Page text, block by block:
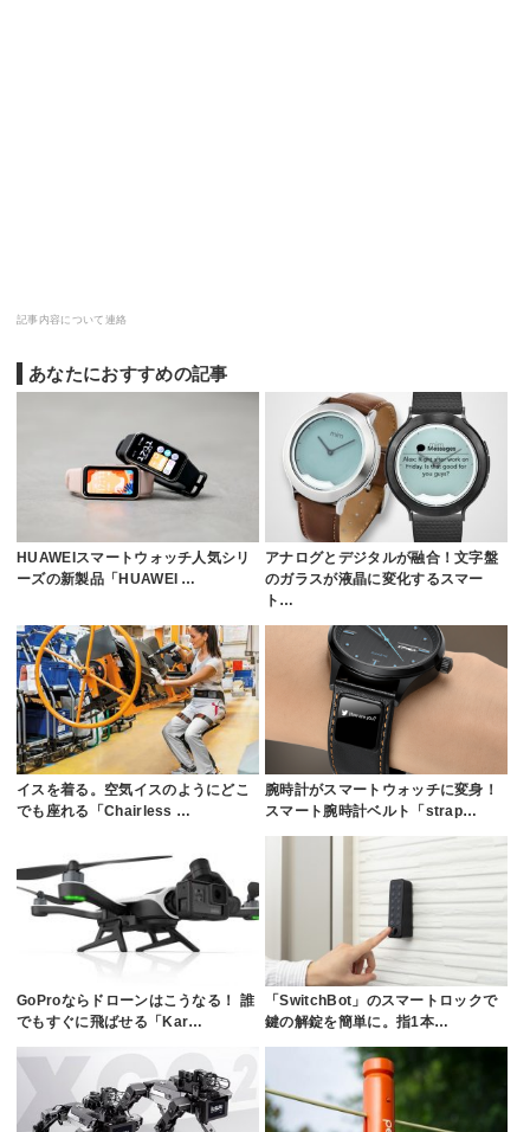
記事内容について連絡
あなたにおすすめの記事
HUAWEIスマートウォッチ人気シリ
ーズの新製品「HUAWEI …
アナログとデジタルが融合！文字盤
のガラスが液晶に変化するスマー
ト…
イスを着る。空気イスのようにどこ
でも座れる「Chairless …
腕時計がスマートウォッチに変身！
スマート腕時計ベルト「strap…
GoProならドローンはこうなる！ 誰
でもすぐに飛ばせる「Kar…
「SwitchBot」のスマートロックで
鍵の解錠を簡単に。指1本…